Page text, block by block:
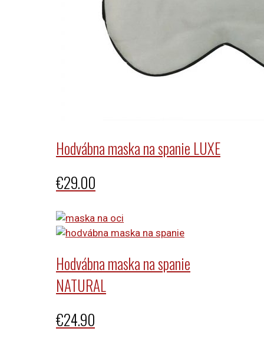
Hodvábna maska na spanie LUXE
€29.00
Hodvábna maska na spanie
NATURAL
€24.90